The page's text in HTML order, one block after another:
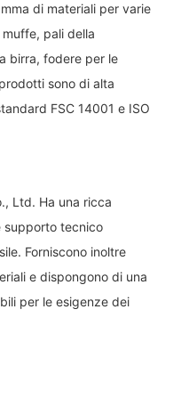
di materiali per varie
pali della
birra, fodere per le
sono di alta
FSC 14001 e ISO
Ltd. Ha una ricca
supporto tecnico
Forniscono inoltre
e dispongono di una
per le esigenze dei